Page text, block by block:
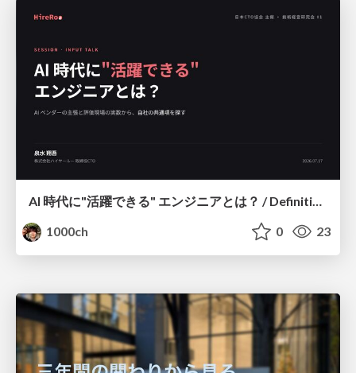
AI 時代に"活躍できる" エンジニアとは？ / Definition of Good Engineer in AI era
1000ch
0 23